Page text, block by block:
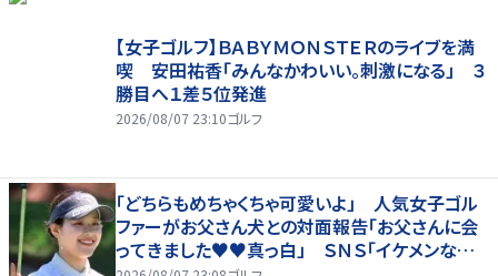
【女子ゴルフ】ＢＡＢＹＭＯＮＳＴＥＲのライブを満
喫 安田祐香「みんなかわいい。刺激になる」 ３
勝目へ１差５位発進
2026/08/07 23:10ゴルフ
「どちらもめちゃくちゃ可愛いよ」 人気女子ゴル
ファーがお父さん犬との対面報告「お父さんに会
ってきました♥♥真っ白」 ＳＮＳ「イケメンなお